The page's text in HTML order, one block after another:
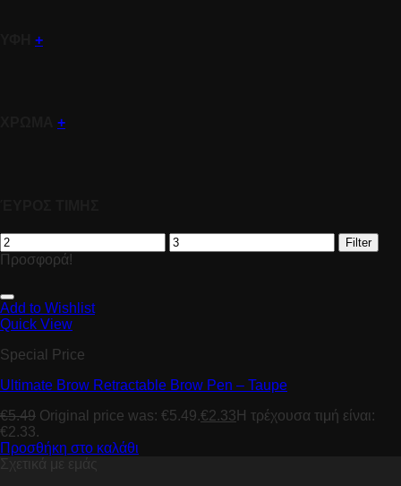
+
+
Filter
Προσφορά!
Add to Wishlist
Quick View
Special Price
Ultimate Brow Retractable Brow Pen – Taupe
€5.49 Original price was: €5.49.€2.33 Η τρέχουσα τιμή είναι:
€2.33.
Προσθήκη στο καλάθι
Σχετικά με εμάς